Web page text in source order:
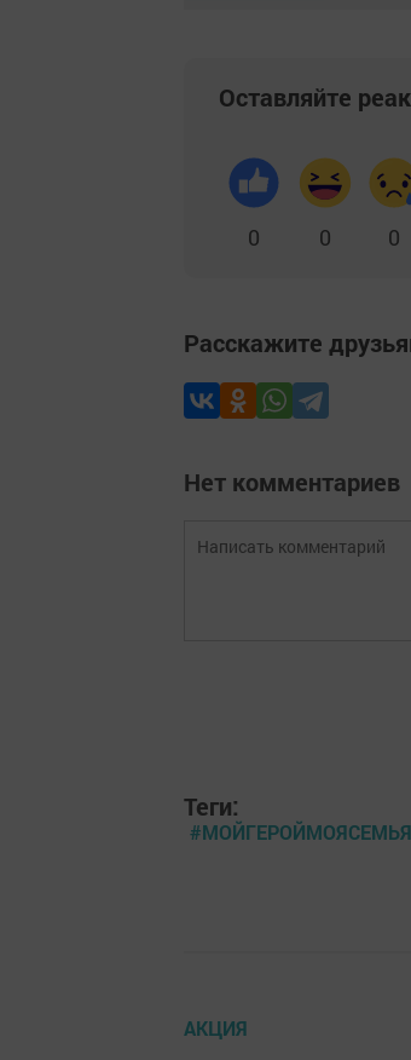
Оставляйте
0 0 0
Расскажите
Нет комментариев
Теги:
#МОЙГЕРОЙМОЯСЕМЬЯ
АКЦИЯ